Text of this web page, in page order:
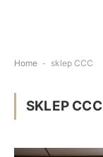
Home - sklep CCC
SKLEP CCC